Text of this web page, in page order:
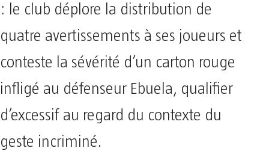
: le club déplore la distribution de
quatre avertissements à ses joueurs et
conteste la sévérité d’un carton rouge
infligé au défenseur Ebuela, qualifier
d’excessif au regard du contexte du
geste incriminé.